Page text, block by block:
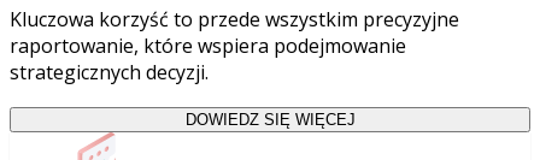
Kluczowa korzyść to przede wszystkim precyzyjne
raportowanie, które wspiera podejmowanie
strategicznych decyzji.
DOWIEDZ SIĘ WIĘCEJ